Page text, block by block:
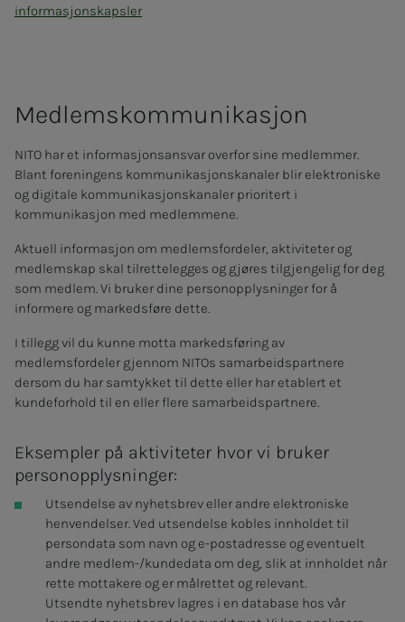
informasjonskapsler
Med­­­­­lems­­­kom­­­mu­­­ni­ka­­­sjon
NITO har et informasjonsansvar overfor sine medlemmer.
Blant foreningens kommunikasjonskanaler blir elektroniske
og digitale kommunikasjonskanaler prioritert i
kommunikasjon med medlemmene.
Aktuell informasjon om medlemsfordeler, aktiviteter og
medlemskap skal tilrettelegges og gjøres tilgjengelig for deg
som medlem. Vi bruker dine personopplysninger for å
informere og markedsføre dette.
I tillegg vil du kunne motta markedsføring av
medlemsfordeler gjennom NITOs samarbeidspartnere
dersom du har samtykket til dette eller har etablert et
kundeforhold til en eller flere samarbeidspartnere.
Eksempler på aktiviteter hvor vi bruker
personopplysninger:
Utsendelse av nyhetsbrev eller andre elektroniske
henvendelser. Ved utsendelse kobles innholdet til
persondata som navn og e-postadresse og eventuelt
andre medlem-/kundedata om deg, slik at innholdet når
rette mottakere og er målrettet og relevant.
Utsendte nyhetsbrev lagres i en database hos vår